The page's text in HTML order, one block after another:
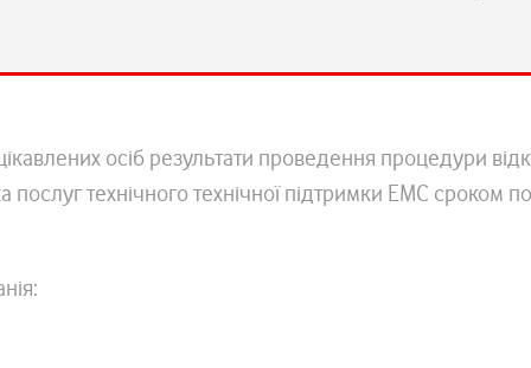
осіб результати проведення процедури
технічного технічної підтримки EMC сроком по